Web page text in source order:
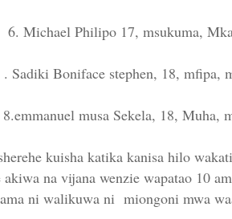
6. Michael Philipo 17, msukuma,
. Sadiki Boniface stephen, 18, mfipa,
8.emmanuel musa Sekela, 18, Muha,
kuisha katika kanisa hilo
na vijana wenzie wapatao 10
ni walikuwa ni miongoni mwa